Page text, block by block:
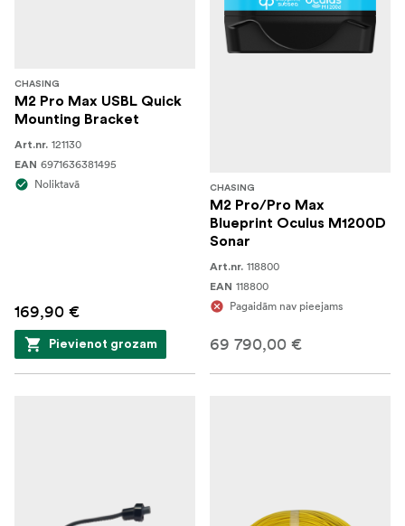
CHASING
M2 Pro Max USBL Quick
Mounting Bracket
Art.nr. 121130
EAN 6971636381495
Noliktavā
169,90 €
Pievienot grozam
CHASING
M2 Pro/Pro Max
Blueprint Oculus M1200D
Sonar
Art.nr. 118800
EAN 118800
Pagaidām nav pieejams
69 790,00 €